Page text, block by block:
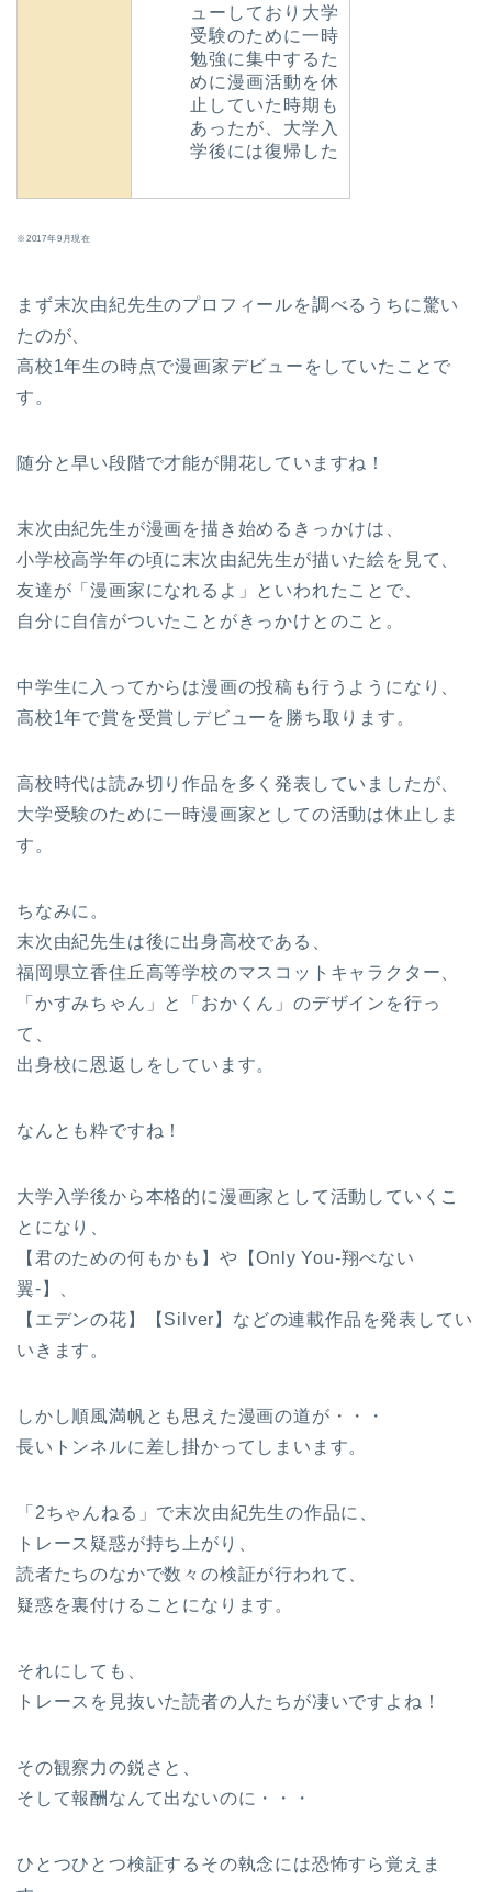
ューしており大学
受験のために一時
勉強に集中するた
めに漫画活動を休
止していた時期も
あったが、大学入
学後には復帰した
※2017年9月現在
まず末次由紀先生のプロフィールを調べるうちに驚い
たのが、
高校1年生の時点で漫画家デビューをしていたことで
す。
随分と早い段階で才能が開花していますね！
末次由紀先生が漫画を描き始めるきっかけは、
小学校高学年の頃に末次由紀先生が描いた絵を見て、
友達が「漫画家になれるよ」といわれたことで、
自分に自信がついたことがきっかけとのこと。
中学生に入ってからは漫画の投稿も行うようになり、
高校1年で賞を受賞しデビューを勝ち取ります。
高校時代は読み切り作品を多く発表していましたが、
大学受験のために一時漫画家としての活動は休止しま
す。
ちなみに。
末次由紀先生は後に出身高校である、
福岡県立香住丘高等学校のマスコットキャラクター、
「かすみちゃん」と「おかくん」のデザインを行っ
て、
出身校に恩返しをしています。
なんとも粋ですね！
大学入学後から本格的に漫画家として活動していくこ
とになり、
【君のための何もかも】や【Only You-翔べない
翼-】、
【エデンの花】【Silver】などの連載作品を発表してい
いきます。
しかし順風満帆とも思えた漫画の道が・・・
長いトンネルに差し掛かってしまいます。
「2ちゃんねる」で末次由紀先生の作品に、
トレース疑惑が持ち上がり、
読者たちのなかで数々の検証が行われて、
疑惑を裏付けることになります。
それにしても、
トレースを見抜いた読者の人たちが凄いですよね！
その観察力の鋭さと、
そして報酬なんて出ないのに・・・
ひとつひとつ検証するその執念には恐怖すら覚えま